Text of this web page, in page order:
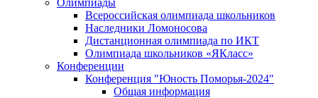
Всероссийская олимпиада школьников
Наследники Ломоносова
Дистанционная олимпиада по ИКТ
Олимпиада школьников «ЯКласс»
Конференции
Конференция "Юность Поморья-2024"
Общая информация